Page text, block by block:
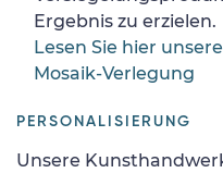
Ergebnis zu erzielen.
Lesen Sie hier
Mosaik-Verlegung
PERSONALISIERUNG
Unsere